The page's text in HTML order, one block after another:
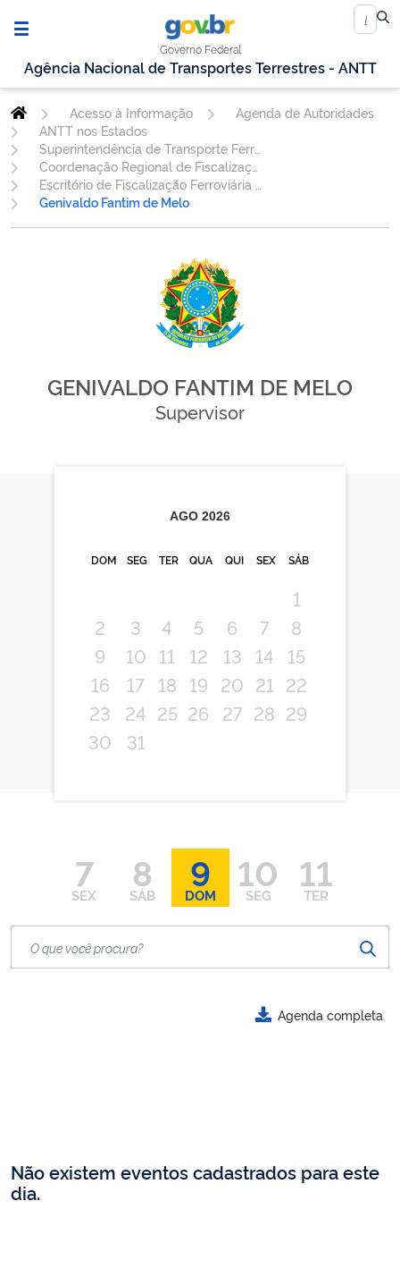
Governo Federal
Agência Nacional de Transportes Terrestres - ANTT
Acesso à Informação
Agenda de Autoridades
ANTT nos Estados
Superintendência de Transporte Ferroviário.
Genivaldo Fantim de Melo
GENIVALDO FANTIM DE MELO
Supervisor
AGO 2026
DOM SEG TER QUA QUI SEX SÁB
1
2
3 4 5 6 7
8
9
10 11 12 13 14
15
16
17 18 19 20 21
22
23
24 25 26 27 28 29
30
31
7
SEX
8
SÁB
9
DOM
10
SEG
11
TER
Agenda completa
Não existem eventos cadastrados para este
dia.